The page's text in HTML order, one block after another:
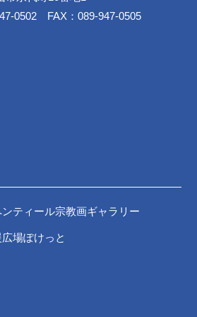
0502 FAX：089-947-0505
ティール宗教画ギャラリー
場ぽけっと